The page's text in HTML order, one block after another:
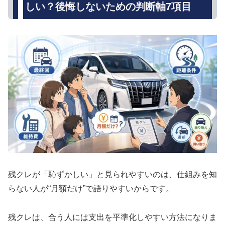
しい？後悔しないための判断軸7項目
残クレが「恥ずかしい」と見られやすいのは、仕組みを知
らない人が“月額だけ”で語りやすいからです。
残クレは、合う人には支出を平準化しやすい方法になりま